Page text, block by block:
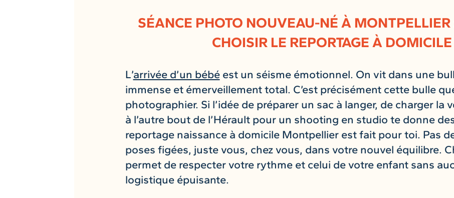
SÉANCE PHOTO NOUVEAU-NÉ À
CHOISIR LE REPORTAGE À DOMICILE
L’arrivée d’un bébéest un séisme émotionnel. On vit dans une
immense et émerveillement total. C’est précisément cette bulle
photographier. Si l’idée de préparer un sac à langer, de charger la
à l’autre bout de l’Hérault pour un shooting en studio te donne
reportage naissance à domicile Montpellier est fait pour toi. Pas
poses figées, juste vous, chez vous, dans votre nouvel équilibre.
permet de respecter votre rythme et celui de votre enfant sans
logistique épuisante.